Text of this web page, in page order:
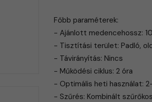
Főbb paraméterek:
- Ajánlott medencehossz:
- Tisztítási terület: Padló,
- Távirányítás: Nincs
- Működési ciklus: 2 óra
- Optimális heti használat:
- Szűrés: Kombinált